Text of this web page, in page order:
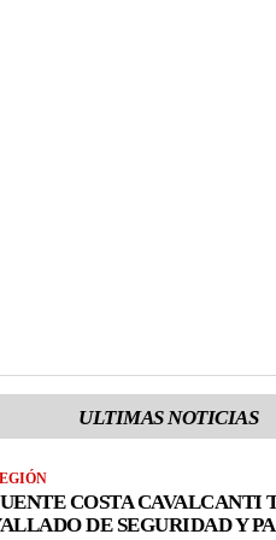
ULTIMAS NOTICIAS
COSTA CAVALCANTI
DE SEGURIDAD Y